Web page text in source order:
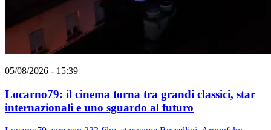
05/08/2026 - 15:39
Locarno79: il cinema torna tra grandi classici, star
internazionali e uno sguardo al futuro